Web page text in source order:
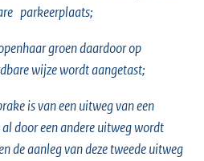
parkeerplaats;
groen daardoor op
wijze wordt aangetast;
is van een uitweg van een
al door een andere uitweg wordt
de aanleg van deze tweede uitweg